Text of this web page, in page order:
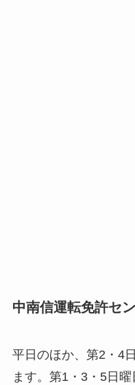
中南信運転免許セ
平日のほか、第2・4
ます。第1・3・5日